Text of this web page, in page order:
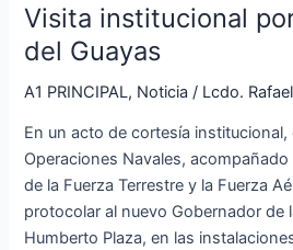
Visita institucional
del Guayas
A1 PRINCIPAL, Noticia / Lcdo.
En un acto de cortesía
Operaciones Navales,
de la Fuerza Terrestre y la Fuerza
protocolar al nuevo Gobernador de
Humberto Plaza, en las
por
la
del
Guayas